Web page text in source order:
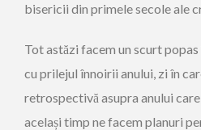
bisericii din primele secole ale
Tot astăzi facem un scurt
cu prilejul înnoirii anului, zi în
retrospectivă asupra anului
același timp ne facem planuri